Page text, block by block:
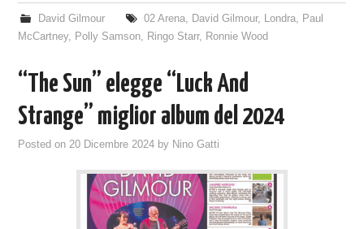
David Gilmour 02 Arena, David Gilmour, Londra, Paul
McCartney, Polly Samson, Ringo Starr, Ronnie Wood
“The Sun” elegge “Luck And
Strange” miglior album del 2024
Posted on20 Dicembre 2024 by Nino Gatti